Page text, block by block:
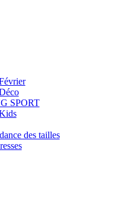
SPORT
des tailles